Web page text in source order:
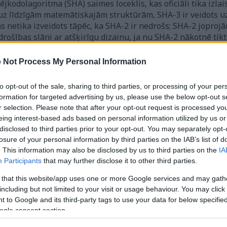
Not Process My Personal Information
opt-out of the sale, sharing to third parties, or processing of your
for targeted advertising by us, please use the below opt-out
selection. Please note that after your opt-out request is processed
interest-based ads based on personal information utilized by us
to third parties prior to your opt-out. You may separately
of your personal information by third parties on the IAB’s list of
This information may also be disclosed by us to third parties on the
Participants that may further disclose it to other third parties.
that this website/app uses one or more Google services and may
but not limited to your visit or usage behaviour. You may
to Google and its third-party tags to use your data for below
consent section.
(SHA) saimes loceklis, kas oficiāli tika
līdzīgām matemātiskajām struktūrām, SHA-3 ir veidots
netika izveidots tāpēc, ka SHA-2 ir nedrošs; SHA-2
slāni ar atšķirīgu dizainu, ja nu SHA-2 nākotnē
neesmu rakstījis šajā lapā izmantotās hash funkcijas
programmēšanas valodā. Es tikai izveidoju tīmekļa
dati vai augšupielādētie faili tiks glabāti serverī tikai tik ilgi,
tūlīt pirms rezultāta atgriešanas pārlūkprogrammā.
augšupielāde